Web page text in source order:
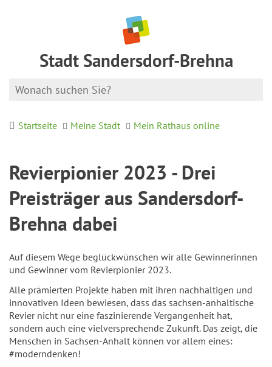
Stadt Sandersdorf-Brehna
Startseite Meine Stadt Mein Rathaus online
Revierpionier 2023 - Drei
Preisträger aus Sandersdorf-
Brehna dabei
Auf diesem Wege beglückwünschen wir alle Gewinnerinnen
und Gewinner vom Revierpionier 2023.
Alle prämierten Projekte haben mit ihren nachhaltigen und
innovativen Ideen bewiesen, dass das sachsen-anhaltische
Revier nicht nur eine faszinierende Vergangenheit hat,
sondern auch eine vielversprechende Zukunft. Das zeigt, die
Menschen in Sachsen-Anhalt können vor allem eines:
#moderndenken!